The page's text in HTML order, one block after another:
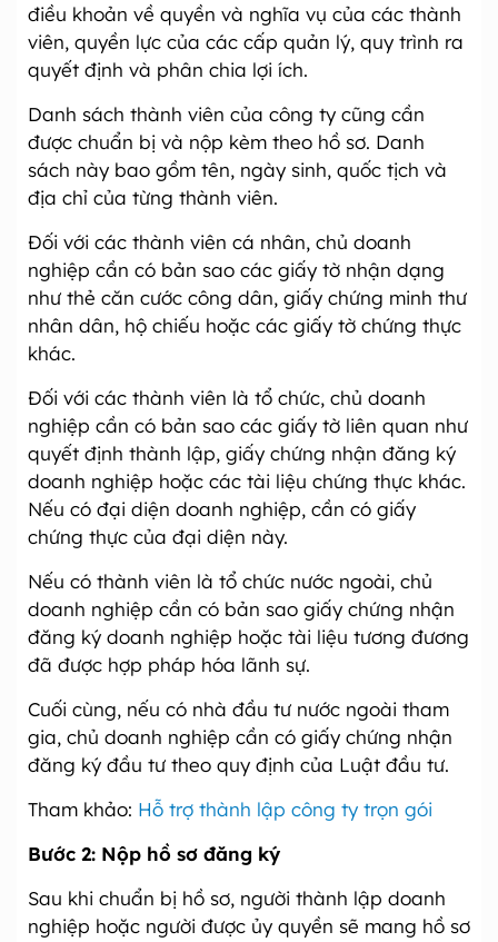
điều khoản về quyền và nghĩa vụ của các thành
viên, quyền lực của các cấp quản lý, quy trình ra
quyết định và phân chia lợi ích.
Danh sách thành viên của công ty cũng cần
được chuẩn bị và nộp kèm theo hồ sơ. Danh
sách này bao gồm tên, ngày sinh, quốc tịch và
địa chỉ của từng thành viên.
Đối với các thành viên cá nhân, chủ doanh
nghiệp cần có bản sao các giấy tờ nhận dạng
như thẻ căn cước công dân, giấy chứng minh thư
nhân dân, hộ chiếu hoặc các giấy tờ chứng thực
khác.
Đối với các thành viên là tổ chức, chủ doanh
nghiệp cần có bản sao các giấy tờ liên quan như
quyết định thành lập, giấy chứng nhận đăng ký
doanh nghiệp hoặc các tài liệu chứng thực khác.
Nếu có đại diện doanh nghiệp, cần có giấy
chứng thực của đại diện này.
Nếu có thành viên là tổ chức nước ngoài, chủ
doanh nghiệp cần có bản sao giấy chứng nhận
đăng ký doanh nghiệp hoặc tài liệu tương đương
đã được hợp pháp hóa lãnh sự.
Cuối cùng, nếu có nhà đầu tư nước ngoài tham
gia, chủ doanh nghiệp cần có giấy chứng nhận
đăng ký đầu tư theo quy định của Luật đầu tư.
Tham khảo: Hỗ trợ thành lập công ty trọn gói
Bước 2: Nộp hồ sơ đăng ký
Sau khi chuẩn bị hồ sơ, người thành lập doanh
nghiệp hoặc người được ủy quyền sẽ mang hồ sơ